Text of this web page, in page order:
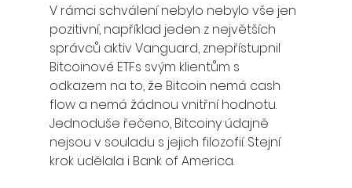
V rámci schválení nebylo nebylo vše jen
pozitivní, například jeden z největších
správců aktiv Vanguard, znepřístupnil
Bitcoinové ETFs svým klientům s
odkazem na to, že Bitcoin nemá cash
flow a nemá žádnou vnitřní hodnotu.
Jednoduše řečeno, Bitcoiny údajně
nejsou v souladu s jejich filozofií. Stejní
krok udělala i Bank of America.